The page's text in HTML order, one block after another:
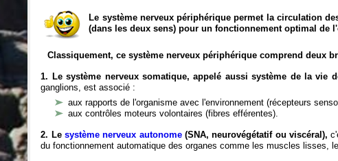
Le système nerveux périphérique permet la circulation
(dans les deux sens) pour un fonctionnement optimal de
Classiquement, ce système nerveux périphérique comprend deux
1. Le système nerveux somatique, appelé aussi système de la vie
ganglions, est associé :
aux rapports de l'organisme avec l'environnement (récepteurs
aux contrôles moteurs volontaires (fibres efférentes).
2. Le système nerveux autonome(SNA, neurovégétatif ou viscéral),
du fonctionnement automatique des organes comme les muscles lisses,